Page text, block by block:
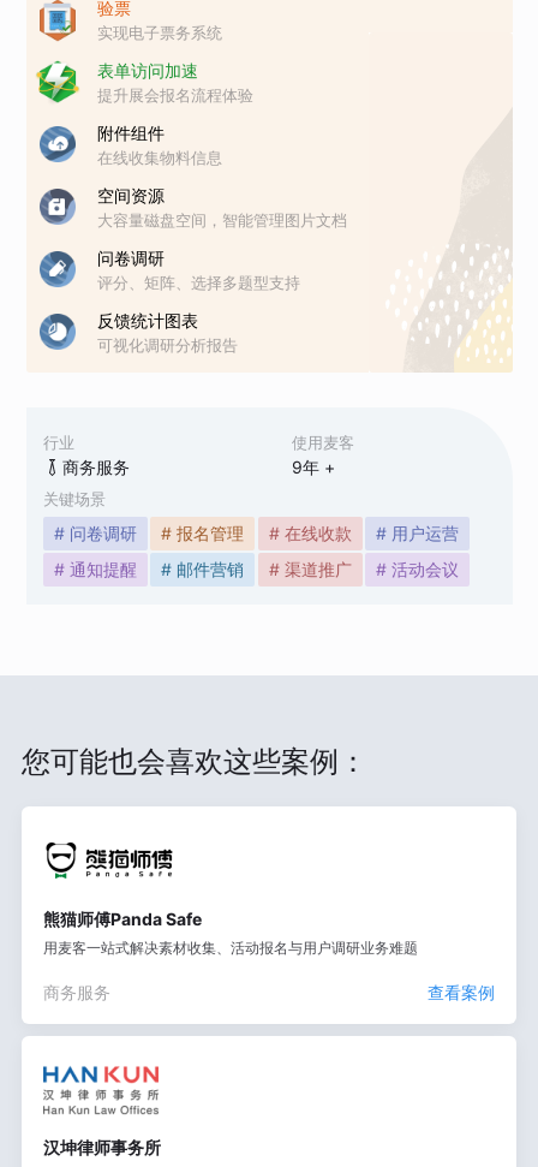
行业
商务服务
使用麦客
9年 +
关键场景
# 问卷调研 # 报名管理 # 在线收款
# 用户运营
# 通知提醒
# 邮件营销 # 渠道推广 # 活动会议
验票
实现电子票务系统
表单访问加速
提升展会报名流程体验
附件组件
在线收集物料信息
空间资源
大容量磁盘空间，智能管理图片文档
问卷调研
评分、矩阵、选择多题型支持
反馈统计图表
可视化调研分析报告
您可能也会喜欢这些案例：
熊猫师傅Panda Safe
用麦客一站式解决素材收集、活动报名与用户调研业务难题
商务服务 查看案例
汉坤律师事务所